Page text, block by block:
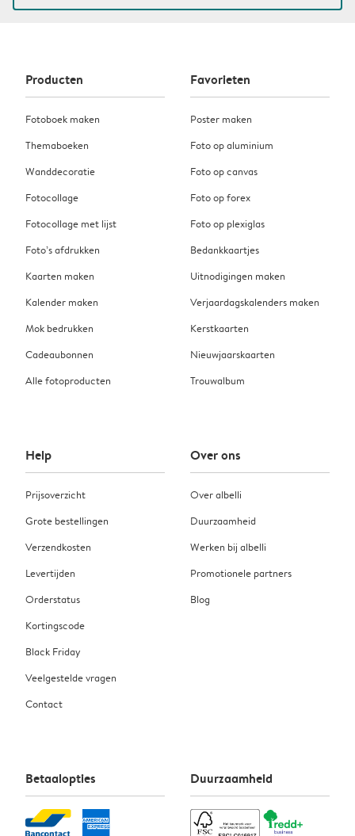
Producten
Fotoboek maken
Themaboeken
Wanddecoratie
Fotocollage
Fotocollage met lijst
Foto’s afdrukken
Kaarten maken
Kalender maken
Mok bedrukken
Cadeaubonnen
Alle fotoproducten
Favorieten
Poster maken
Foto op aluminium
Foto op canvas
Foto op forex
Foto op plexiglas
Bedankkaartjes
Uitnodigingen maken
Verjaardagskalenders maken
Kerstkaarten
Nieuwjaarskaarten
Trouwalbum
Help
Prijsoverzicht
Grote bestellingen
Verzendkosten
Levertijden
Orderstatus
Kortingscode
Black Friday
Veelgestelde vragen
Contact
Over ons
Over albelli
Duurzaamheid
Werken bij albelli
Promotionele partners
Blog
Betaalopties Duurzaamheid